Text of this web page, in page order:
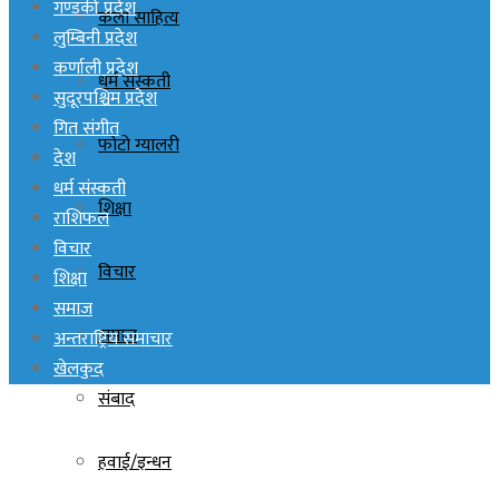
कला साहित्य
धर्म संस्कती
फोटो ग्यालरी
शिक्षा
विचार
समाज
संबाद
हवाई/इन्धन
गण्डकी प्रदेश
लुम्बिनी प्रदेश
कर्णाली प्रदेश
सुदूरपश्चिम प्रदेश
गित संगीत
देश
धर्म संस्कती
राशिफल
विचार
शिक्षा
समाज
अन्तराष्ट्रिय समाचार
खेलकुद